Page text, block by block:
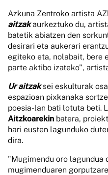
Azkuna Zentroko artista
aitzakaurkeztuko du,
batetik abiatzen den
desirari eta aukerari
egiteko eta, nolabait, bere
parte aktibo izateko",
Ur aitzaksei eskulturak
espazioan pixkanaka
poesia-lan bati lotuta beti.
Aitzkoarekin batera,
hari eusten lagunduko
dira.
"Mugimendu oro lagundua
mugimenduaren